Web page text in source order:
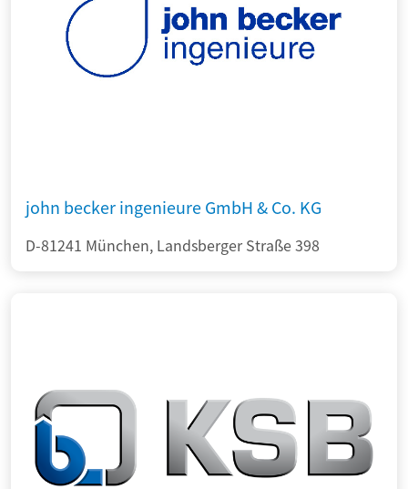
john becker ingenieure GmbH & Co. KG
D-81241 München, Landsberger Straße 398